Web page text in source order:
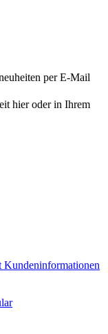
per E-Mail
hier oder in Ihrem
Kundeninformationen